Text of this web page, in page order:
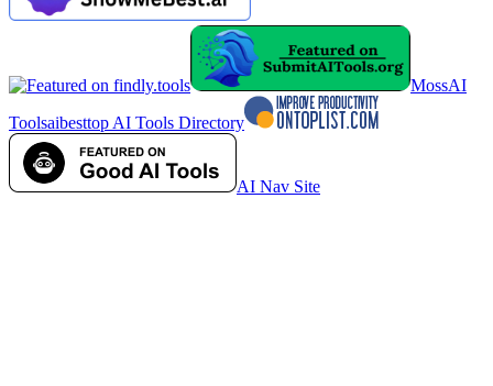
MossAI
Toolsaibesttop AI Tools Directory
AI Nav Site